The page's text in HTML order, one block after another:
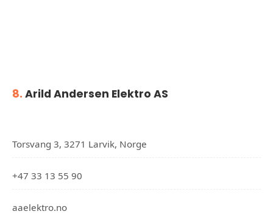
8. Arild Andersen Elektro AS
Torsvang 3, 3271 Larvik, Norge
+47 33 13 55 90
aaelektro.no